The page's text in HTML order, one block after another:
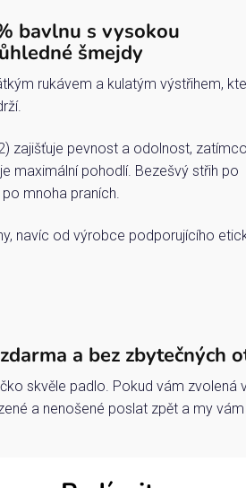
bavlnu s vysokou
šmejdy
rukávem a kulatým výstřihem,
zajišťuje pevnost a odolnost, zatímco
maximální pohodlí. Bezešvý střih po
mnoha praních.
navíc od výrobce podporujícího
a bez zbytečných
skvěle padlo. Pokud vám
a nenošené poslat zpět a my